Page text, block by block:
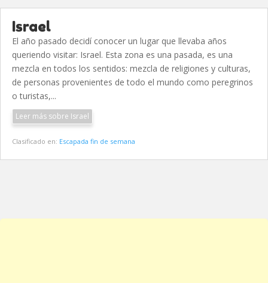
Israel
El año pasado decidí conocer un lugar que llevaba años
queriendo visitar: Israel. Esta zona es una pasada, es una
mezcla en todos los sentidos: mezcla de religiones y culturas,
de personas provenientes de todo el mundo como peregrinos
o turistas,...
Leer más sobre Israel
Clasificado en: Escapada fin de semana